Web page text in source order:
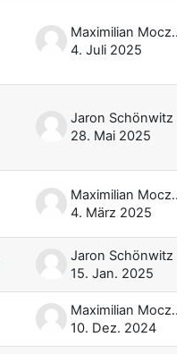
Maximilian Moczarski
4. Juli 2025
Jaron Schönwitz
28. Mai 2025
Maximilian Moczarski
4. März 2025
Jaron Schönwitz
15. Jan. 2025
Maximilian Moczarski
10. Dez. 2024